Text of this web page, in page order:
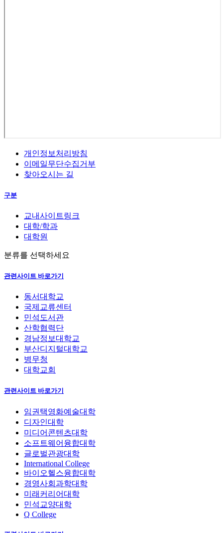
개인정보처리방침
이메일무단수집거부
찾아오시는 길
구분
교내사이트링크
대학/학과
대학원
분류를 선택하세요
관련사이트 바로가기
동서대학교
국제교류센터
민석도서관
산학협력단
경남정보대학교
부산디지털대학교
병무청
대학교회
관련사이트 바로가기
임권택영화예술대학
디자인대학
미디어콘텐츠대학
소프트웨어융합대학
글로벌관광대학
International College
바이오헬스융합대학
경영사회과학대학
미래커리어대학
민석교양대학
Q College